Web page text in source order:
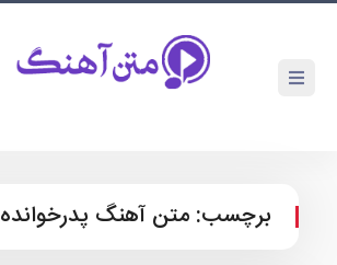
برچسب: متن آهنگ پدرخوانده